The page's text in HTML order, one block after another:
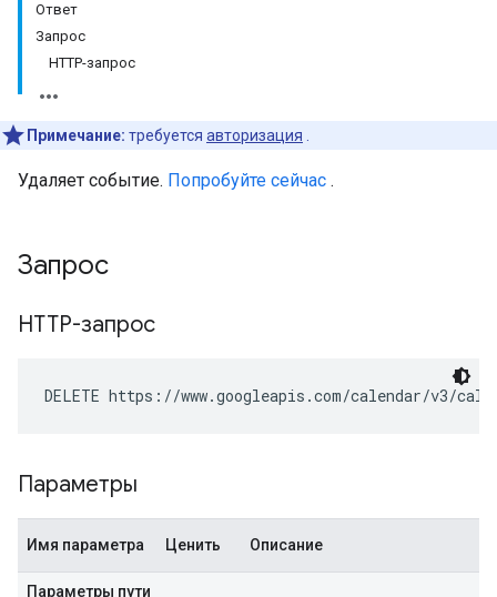
Ответ
Запрос
HTTP-запрос
Примечание: требуется авторизация
Удаляет событие. Попробуйте сейчас .
Запрос
HTTP-запрос
DELETE https://www.googleapis.com/calendar/v3/
Параметры
Имя параметра Ценить Описание
Параметры пути